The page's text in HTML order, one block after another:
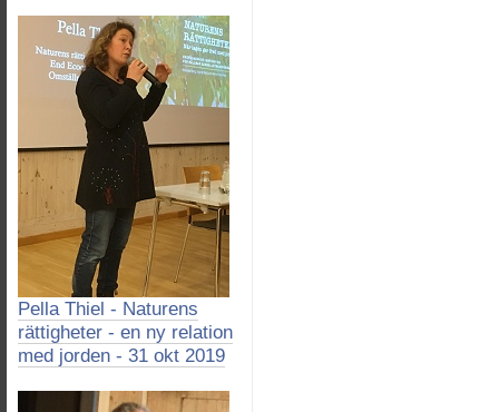
Pella Thiel - Naturens
rättigheter - en ny relation
med jorden - 31 okt 2019